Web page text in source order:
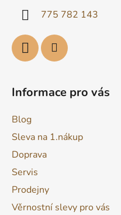
775 782 143
Informace pro vás
Blog
Sleva na 1.nákup
Doprava
Servis
Prodejny
Věrnostní slevy pro vás